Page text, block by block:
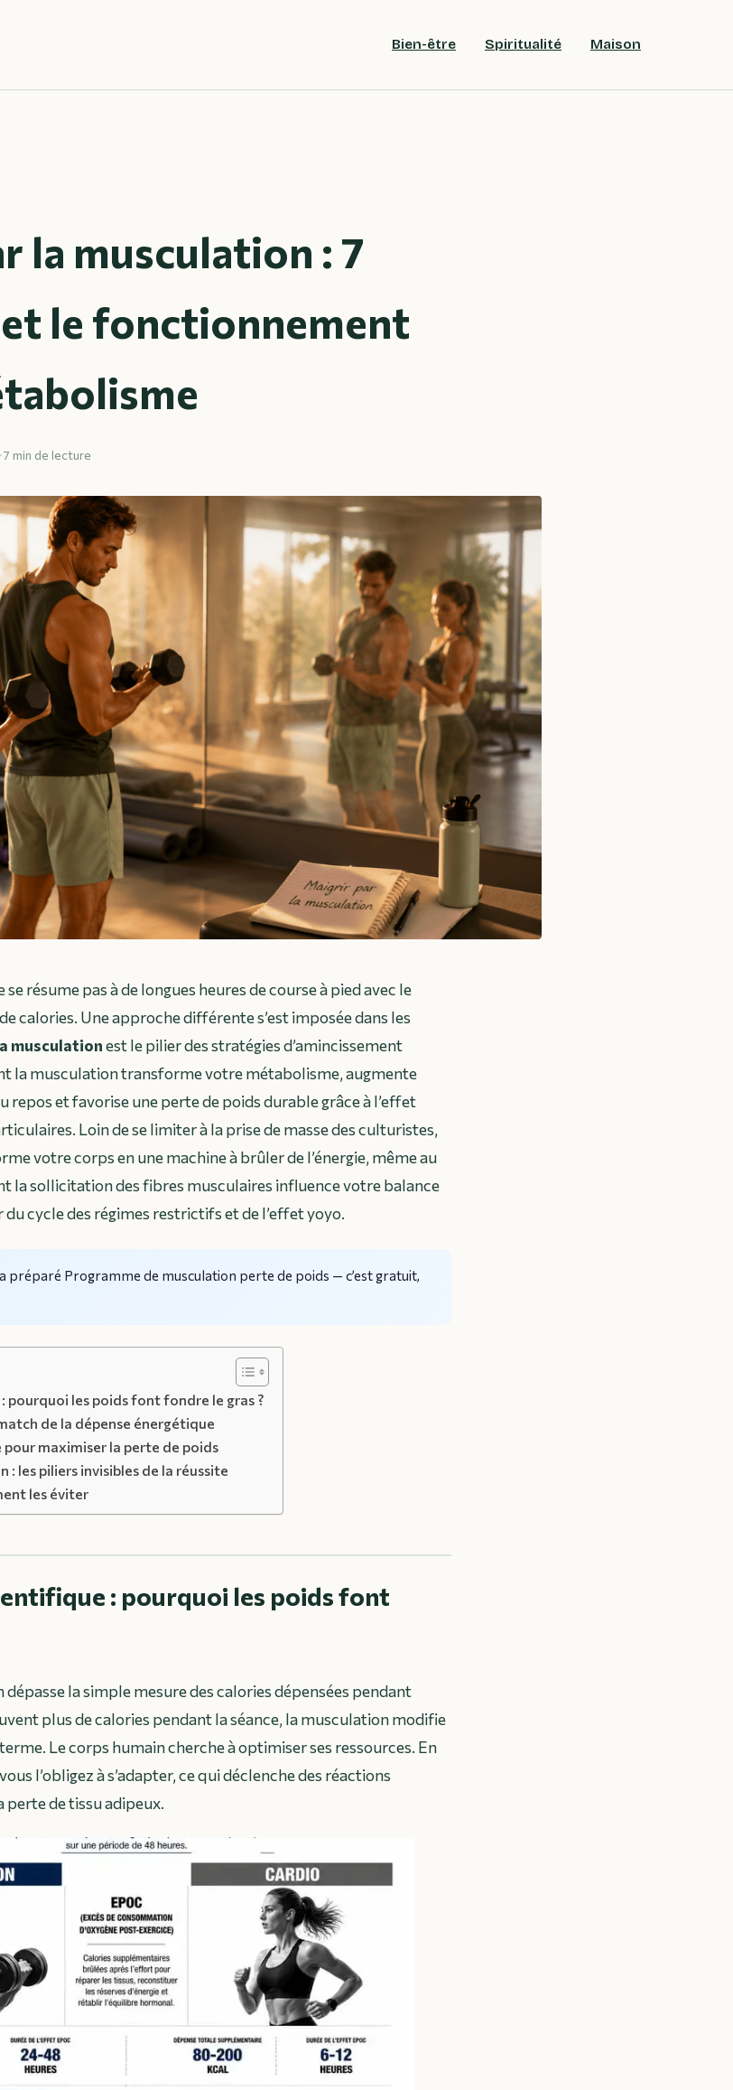
Bien-être Spiritualité Maison
la musculation : 7
le fonctionnement
·7 min de lecture
se résume pas à de longues heures de course à pied avec le
calories. Une approche différente s’est imposée dans les
musculationest le pilier des stratégies d’amincissement
la musculation transforme votre métabolisme, augmente
repos et favorise une perte de poids durable grâce à l’effet
Loin de se limiter à la prise de masse des culturistes,
votre corps en une machine à brûler de l’énergie, même au
la sollicitation des fibres musculaires influence votre balance
cycle des régimes restrictifs et de l’effet yoyo.
préparé Programme de musculation perte de poids — c’est gratuit,
pourquoi les poids font fondre le gras ?
de la dépense énergétique
maximiser la perte de poids
: les piliers invisibles de la réussite
les éviter
: pourquoi les poids font
la simple mesure des calories dépensées pendant
plus de calories pendant la séance, la musculation modifie
Le corps humain cherche à optimiser ses ressources. En
l’obligez à s’adapter, ce qui déclenche des réactions
de tissu adipeux.